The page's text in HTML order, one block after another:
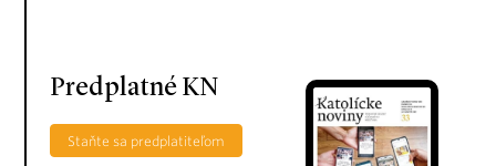
Predplatné KN
Staňte sa predplatiteľom